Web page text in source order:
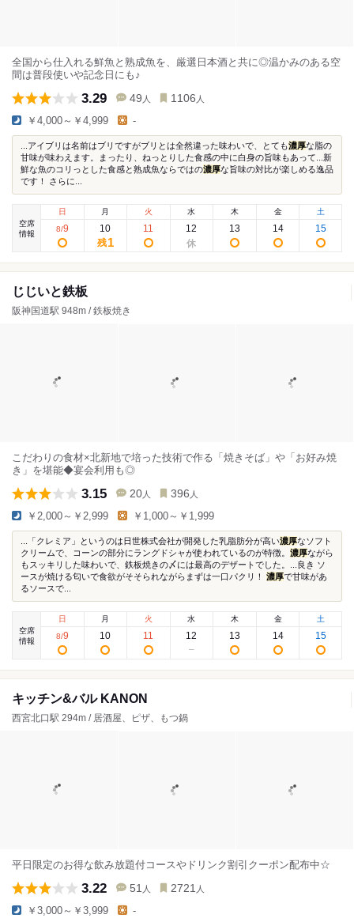
全国から仕入れる鮮魚と熟成魚を、厳選日本酒と共に◎温かみのある空
間は普段使いや記念日にも♪
3.29 49 人 1106 人
￥4,000～￥4,999 -
...アイブリは名前はブリですがブリとは全然違った味わいで、とても濃厚な脂の
甘味が味わえます。まったり、ねっとりした食感の中に白身の旨味もあって...新
鮮な魚のコリっとした食感と熟成魚ならではの濃厚な旨味の対比が楽しめる逸品
です！ さらに...
空席
情報
日
8/9
月
10
残1
火
11
水
12
木
13
金
14
土
15
じじいと鉄板
阪神国道駅 948m / 鉄板焼き
こだわりの食材×北新地で培った技術で作る「焼きそば」や「お好み焼
き」を堪能◆宴会利用も◎
3.15 20 人 396 人
￥2,000～￥2,999 ￥1,000～￥1,999
...「クレミア」というのは日世株式会社が開発した乳脂肪分が高い濃厚なソフト
クリームで、コーンの部分にラングドシャが使われているのが特徴。 濃厚ながら
もスッキリした味わいで、鉄板焼きの〆には最高のデザートでした。...良き ソ
ースが焼ける匂いで食欲がそそられながらまずは一口パクリ！ 濃厚で甘味があ
るソースで...
空席
情報
日
8/9
月
10
火
11
水
12
木
13
金
14
土
15
キッチン&バル KANON
西宮北口駅 294m / 居酒屋、ピザ、もつ鍋
平日限定のお得な飲み放題付コースやドリンク割引クーポン配布中☆
3.22 51 人 2721 人
￥3,000～￥3,999 -